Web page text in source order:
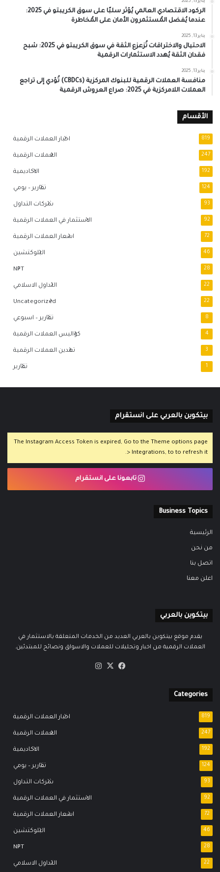
يناير 13, 2025
الركود الاقتصادي العالمي يُؤثر سلبًا على سوق الكريبتو في 2025:
عندما يُفضل المُستثمرون الأمان على المُخاطرة
يناير 13, 2025
الاحتيال والاختراقات تُزعزع الثقة في سوق الكريبتو في 2025: شبح
فقدان الثقة يُهدد الاستثمارات الرقمية
يناير 13, 2025
منافسة العملات الرقمية للبنوك المركزية (CBDCs) تُؤدي إلى تراجع
العملات اللامركزية في 2025: صراع العروش الرقمية
الأقسام
اخبار العملات الرقمية 819
العملات الرقمية 247
الاكاديمية 192
تقارير – يومي 124
شركات التداول 93
الاستثمار في العملات الرقمية 92
اسعار العملات الرقمية 72
البلوكتشين 46
NFT 28
التداول الاسلامي 22
Uncategorized 22
تقارير – اسبوعي 8
كواليس العملات الرقمية 4
تعدين العملات الرقمية 3
تقارير 1
بيتكوين بالعربي على انستقرام
The Instagram Access Token is expired, Go to the Theme options page
> Integrations, to to refresh it.
تابعونا على انستقرام
Business Topics
الرئيسية
من نحن
اتصل بنا
اعلن معنا
بيتكوين بالعربي
يقدم موقع بيتكوين بالعربي العديد من الخدمات المتعلقة بالاستثمار في
العملات الرقمية من اخبار وتحليلات للعملات والاسواق ونصائح للمبتدئين.
فيسبوك
‫X
Categories
اخبار العملات الرقمية 819
العملات الرقمية 247
الاكاديمية 192
تقارير – يومي 124
شركات التداول 93
الاستثمار في العملات الرقمية 92
اسعار العملات الرقمية 72
البلوكتشين 46
NFT 28
التداول الاسلامي 22